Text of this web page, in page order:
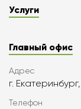
Услуги
Главный офис
Адрес
г.
Телефон